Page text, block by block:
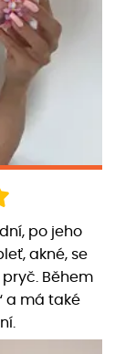
po jeho
akné, se
Během
a má také